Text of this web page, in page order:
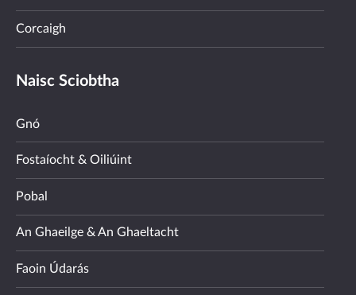
Corcaigh
Naisc Sciobtha
Gnó
Fostaíocht & Oiliúint
Pobal
An Ghaeilge & An Ghaeltacht
Faoin Údarás